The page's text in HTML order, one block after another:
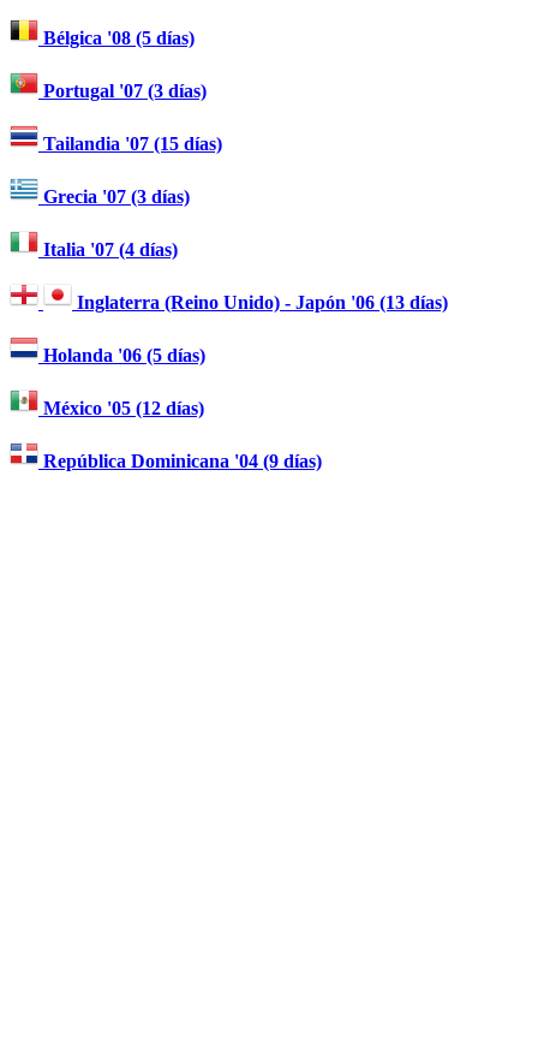
Bélgica '08 (5 días)
Portugal '07 (3 días)
Tailandia '07 (15 días)
Grecia '07 (3 días)
Italia '07 (4 días)
Inglaterra (Reino Unido) - Japón '06 (13 días)
Holanda '06 (5 días)
México '05 (12 días)
República Dominicana '04 (9 días)